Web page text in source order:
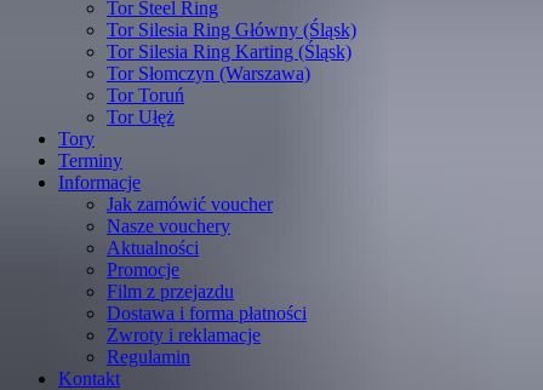
Tor Steel Ring
Tor Silesia Ring Główny (Śląsk)
Tor Silesia Ring Karting (Śląsk)
Tor Słomczyn (Warszawa)
Tor Toruń
Tor Ułęż
Tory
Terminy
Informacje
Jak zamówić voucher
Nasze vouchery
Aktualności
Promocje
Film z przejazdu
Dostawa i forma płatności
Zwroty i reklamacje
Regulamin
Kontakt